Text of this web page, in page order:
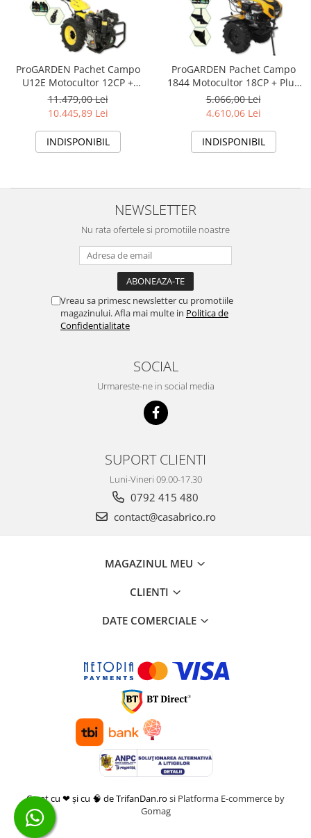
ProGARDEN Pachet Campo
U12E Motocultor 12CP +
BC120M Bara cosire 120cm +
Roata sustinere + FT90 Freza
11.479,00 Lei
10.445,89 Lei
INDISPONIBIL
ProGARDEN Pachet Campo
1844 Motocultor 18CP + Plug
simplu + Plug bilonat/rarita +
4L Ulei
5.066,00 Lei
4.610,06 Lei
INDISPONIBIL
NEWSLETTER
Nu rata ofertele si promotiile noastre
Vreau sa primesc newsletter cu promotiile
magazinului. Afla mai multe in Politica de
Confidentialitate
SOCIAL
Urmareste-ne in social media
SUPORT CLIENTI
Luni-Vineri 09.00-17.30
0792 415 480
contact@casabrico.ro
MAGAZINUL MEU
CLIENTI
DATE COMERCIALE
Creat cu ❤ și cu 🧠 de TrifanDan.ro si Platforma E-commerce by
Gomag